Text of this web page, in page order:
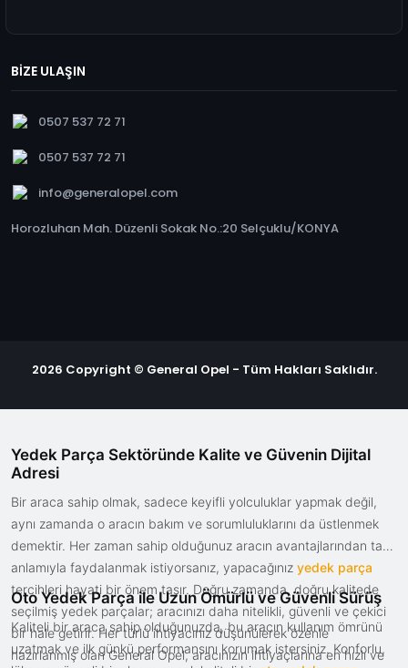
BİZE ULAŞIN
0507 537 72 71
0507 537 72 71
info@generalopel.com
Horozluhan Mah. Düzenli Sokak No.:20 Selçuklu/KONYA
2026 Copyright © General Opel - Tüm Hakları Saklıdır.
Yedek Parça Sektöründe Kalite ve Güvenin Dijital
Adresi
Bir araca sahip olmak, sadece keyifli yolculuklar yapmak değil,
aynı zamanda o aracın bakım ve sorumluluklarını da üstlenmek
demektir. Her zaman sahip olduğunuz aracın avantajlarından tam
anlamıyla faydalanmak istiyorsanız, yapacağınız yedek parça
tercihleri hayati bir önem taşır. Doğru zamanda, doğru kalitede
seçilmiş yedek parçalar; aracınızı daha nitelikli, güvenli ve çekici
bir hale getirir. Her türlü ihtiyacınız düşünülerek özenle
hazırlanmış olan General Opel, aracınızın ihtiyaçlarına en hızlı ve
Oto Yedek Parça ile Uzun Ömürlü ve Güvenli Sürüş
Kaliteli bir araca sahip olduğunuzda, bu aracın kullanım ömrünü
uzatmak ve ilk günkü performansını korumak istersiniz. Konforlu,